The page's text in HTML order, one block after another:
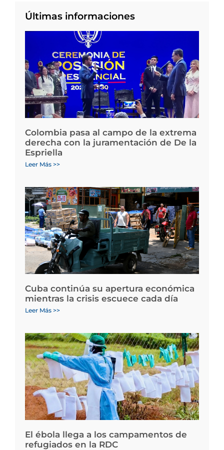
Últimas informaciones
Colombia pasa al campo de la extrema
derecha con la juramentación de De la
Espriella
Leer Más >>
Cuba continúa su apertura económica
mientras la crisis escuece cada día
Leer Más >>
El ébola llega a los campamentos de
refugiados en la RDC